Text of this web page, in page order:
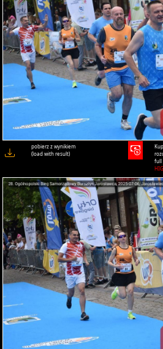
pobierz z wynikiem
(load with result)
full